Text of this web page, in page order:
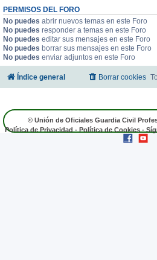
PERMISOS DEL FORO
No puedes abrir nuevos temas en este Foro
No puedes responder a temas en este Foro
No puedes editar sus mensajes en este Foro
No puedes borrar sus mensajes en este Foro
No puedes enviar adjuntos en este Foro
Índice general Borrar cookies
© Unión de Oficiales Guardia Civil
Política de Privacidad - Política de Cookies -